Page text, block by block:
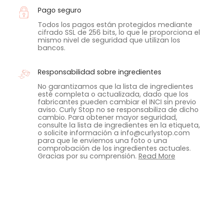
Pago seguro
Todos los pagos están protegidos mediante
cifrado SSL de 256 bits, lo que le proporciona el
mismo nivel de seguridad que utilizan los
bancos.
Responsabilidad sobre ingredientes
No garantizamos que la lista de ingredientes
esté completa o actualizada, dado que los
fabricantes pueden cambiar el INCI sin previo
aviso. Curly Stop no se responsabiliza de dicho
cambio. Para obtener mayor seguridad,
consulte la lista de ingredientes en la etiqueta,
o solicite información a info@curlystop.com
para que le enviemos una foto o una
comprobación de los ingredientes actuales.
Gracias por su comprensión. Read More